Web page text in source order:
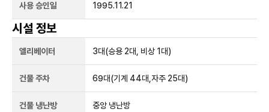
사용 승인일 1995.11.21
시설 정보
엘리베이터 3대(승용 2대, 비상 1대)
건물 주차 69대(기계 44대,자주 25대)
건물 냉난방 중앙 냉난방